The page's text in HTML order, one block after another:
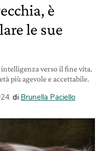
è
le sue
verso il fine vita.
più agevole e accettabile.
di Brunella Paciello